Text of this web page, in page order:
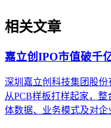
相关文章
嘉立创IPO市值破千
深圳嘉立创科技集团股
从PCB样板打样起家，
体数据、业务模式及对企